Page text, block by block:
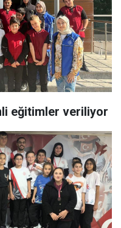
eğitimler veriliyor